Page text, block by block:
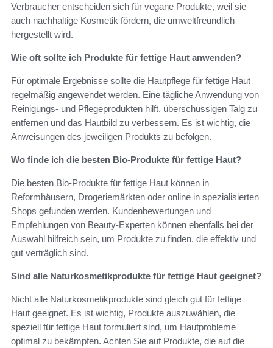
Verbraucher entscheiden sich für vegane Produkte, weil sie
auch nachhaltige Kosmetik fördern, die umweltfreundlich
hergestellt wird.
Wie oft sollte ich Produkte für fettige Haut anwenden?
Für optimale Ergebnisse sollte die Hautpflege für fettige Haut
regelmäßig angewendet werden. Eine tägliche Anwendung von
Reinigungs- und Pflegeprodukten hilft, überschüssigen Talg zu
entfernen und das Hautbild zu verbessern. Es ist wichtig, die
Anweisungen des jeweiligen Produkts zu befolgen.
Wo finde ich die besten Bio-Produkte für fettige Haut?
Die besten Bio-Produkte für fettige Haut können in
Reformhäusern, Drogeriemärkten oder online in spezialisierten
Shops gefunden werden. Kundenbewertungen und
Empfehlungen von Beauty-Experten können ebenfalls bei der
Auswahl hilfreich sein, um Produkte zu finden, die effektiv und
gut verträglich sind.
Sind alle Naturkosmetikprodukte für fettige Haut geeignet?
Nicht alle Naturkosmetikprodukte sind gleich gut für fettige
Haut geeignet. Es ist wichtig, Produkte auszuwählen, die
speziell für fettige Haut formuliert sind, um Hautprobleme
optimal zu bekämpfen. Achten Sie auf Produkte, die auf die